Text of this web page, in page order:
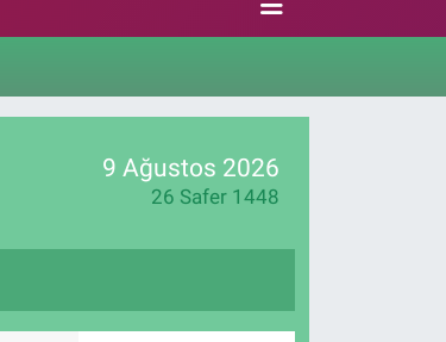
0.1
9 Ağustos 2026
26 Safer 1448